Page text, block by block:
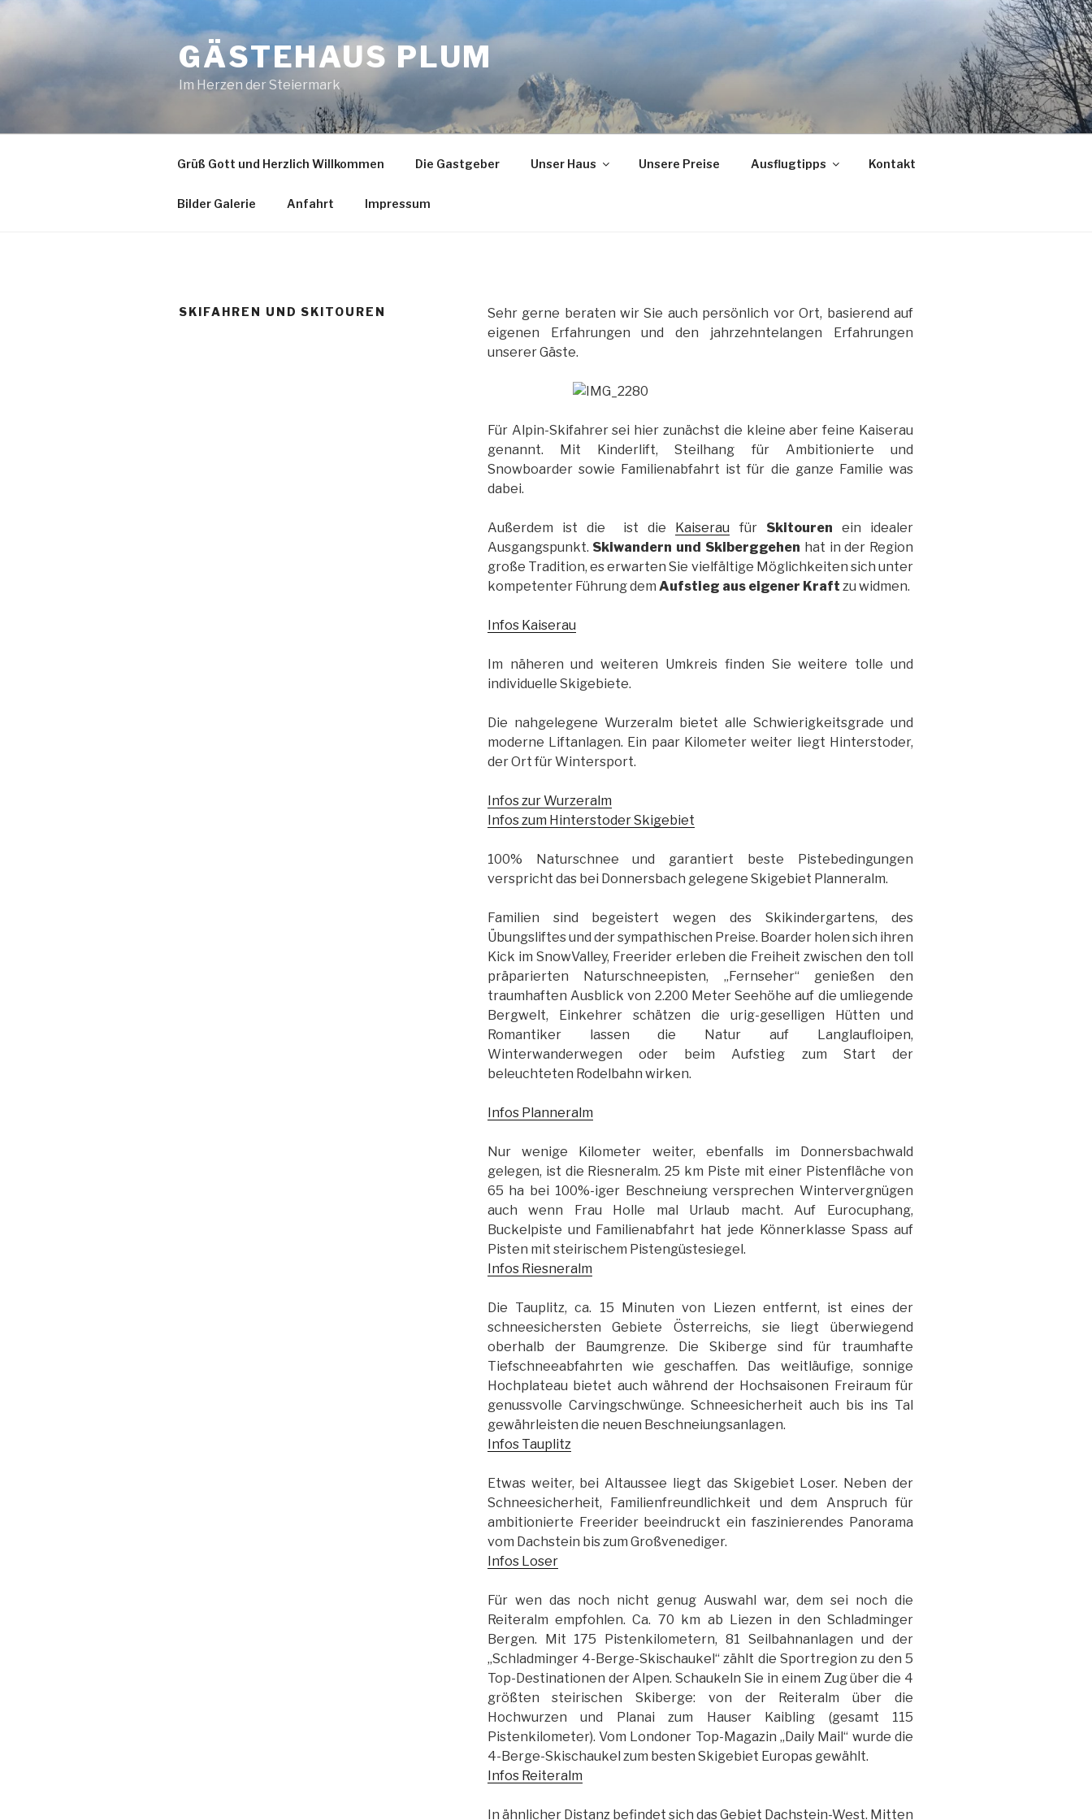
springen
GÄSTEHAUS PLUM
Im Herzen der Steiermark
Grüß Gott und Herzlich Willkommen Die Gastgeber Unser Haus Unsere Preise Ausflugtipps Kontakt
Bilder Galerie Anfahrt Impressum
SKIFAHREN UND SKITOUREN
Sehr gerne beraten wir Sie auch persönlich vor Ort, basierend auf
eigenen Erfahrungen und den jahrzehntelangen Erfahrungen
unserer Gäste.
Für Alpin-Skifahrer sei hier zunächst die kleine aber feine Kaiserau
genannt. Mit Kinderlift, Steilhang für Ambitionierte und
Snowboarder sowie Familienabfahrt ist für die ganze Familie was
dabei.
Außerdem ist die ist die Kaiserau für Skitouren ein idealer
Ausgangspunkt. Skiwandern und Skiberggehen hat in der Region
große Tradition, es erwarten Sie vielfältige Möglichkeiten sich unter
kompetenter Führung dem Aufstieg aus eigener Kraft zu widmen.
Infos Kaiserau
Im näheren und weiteren Umkreis finden Sie weitere tolle und
individuelle Skigebiete.
Die nahgelegene Wurzeralm bietet alle Schwierigkeitsgrade und
moderne Liftanlagen. Ein paar Kilometer weiter liegt Hinterstoder,
der Ort für Wintersport.
Infos zur Wurzeralm
Infos zum Hinterstoder Skigebiet
100% Naturschnee und garantiert beste Pistebedingungen
verspricht das bei Donnersbach gelegene Skigebiet Planneralm.
Familien sind begeistert wegen des Skikindergartens, des
Übungsliftes und der sympathischen Preise. Boarder holen sich ihren
Kick im SnowValley, Freerider erleben die Freiheit zwischen den toll
präparierten Naturschneepisten, „Fernseher“ genießen den
traumhaften Ausblick von 2.200 Meter Seehöhe auf die umliegende
Bergwelt, Einkehrer schätzen die urig-geselligen Hütten und
Romantiker lassen die Natur auf Langlaufloipen,
Winterwanderwegen oder beim Aufstieg zum Start der
beleuchteten Rodelbahn wirken.
Infos Planneralm
Nur wenige Kilometer weiter, ebenfalls im Donnersbachwald
gelegen, ist die Riesneralm. 25 km Piste mit einer Pistenfläche von
65 ha bei 100%-iger Beschneiung versprechen Wintervergnügen
auch wenn Frau Holle mal Urlaub macht. Auf Eurocuphang,
Buckelpiste und Familienabfahrt hat jede Könnerklasse Spass auf
Pisten mit steirischem Pistengüstesiegel.
Infos Riesneralm
Die Tauplitz, ca. 15 Minuten von Liezen entfernt, ist eines der
schneesichersten Gebiete Österreichs, sie liegt überwiegend
oberhalb der Baumgrenze. Die Skiberge sind für traumhafte
Tiefschneeabfahrten wie geschaffen. Das weitläufige, sonnige
Hochplateau bietet auch während der Hochsaisonen Freiraum für
genussvolle Carvingschwünge. Schneesicherheit auch bis ins Tal
gewährleisten die neuen Beschneiungsanlagen.
Infos Tauplitz
Etwas weiter, bei Altaussee liegt das Skigebiet Loser. Neben der
Schneesicherheit, Familienfreundlichkeit und dem Anspruch für
ambitionierte Freerider beeindruckt ein faszinierendes Panorama
vom Dachstein bis zum Großvenediger.
Infos Loser
Für wen das noch nicht genug Auswahl war, dem sei noch die
Reiteralm empfohlen. Ca. 70 km ab Liezen in den Schladminger
Bergen. Mit 175 Pistenkilometern, 81 Seilbahnanlagen und der
„Schladminger 4-Berge-Skischaukel“ zählt die Sportregion zu den 5
Top-Destinationen der Alpen. Schaukeln Sie in einem Zug über die 4
größten steirischen Skiberge: von der Reiteralm über die
Hochwurzen und Planai zum Hauser Kaibling (gesamt 115
Pistenkilometer). Vom Londoner Top-Magazin „Daily Mail“ wurde die
4-Berge-Skischaukel zum besten Skigebiet Europas gewählt.
Infos Reiteralm
In ähnlicher Distanz befindet sich das Gebiet Dachstein-West. Mitten